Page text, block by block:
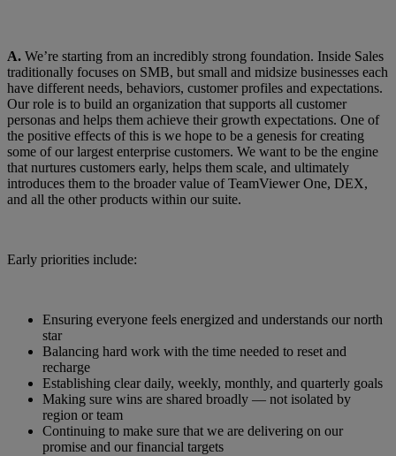
A. We’re starting from an incredibly strong foundation. Inside Sales
traditionally focuses on SMB, but small and midsize businesses each
have different needs, behaviors, customer profiles and expectations.
Our role is to build an organization that supports all customer
personas and helps them achieve their growth expectations. One of
the positive effects of this is we hope to be a genesis for creating
some of our largest enterprise customers. We want to be the engine
that nurtures customers early, helps them scale, and ultimately
introduces them to the broader value of TeamViewer One, DEX,
and all the other products within our suite.
Early priorities include:
Ensuring everyone feels energized and understands our north
star
Balancing hard work with the time needed to reset and
recharge
Establishing clear daily, weekly, monthly, and quarterly goals
Making sure wins are shared broadly — not isolated by
region or team
Continuing to make sure that we are delivering on our
promise and our financial targets